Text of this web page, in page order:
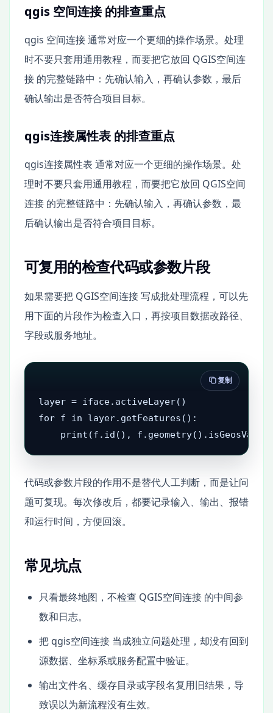
qgis 空间连接 的排查重点
qgis 空间连接 通常对应一个更细的操作场景。处理
时不要只套用通用教程，而要把它放回 QGIS空间连
接 的完整链路中：先确认输入，再确认参数，最后
确认输出是否符合项目目标。
qgis连接属性表 的排查重点
qgis连接属性表 通常对应一个更细的操作场景。处
理时不要只套用通用教程，而要把它放回 QGIS空间
连接 的完整链路中：先确认输入，再确认参数，最
后确认输出是否符合项目目标。
可复用的检查代码或参数片段
如果需要把 QGIS空间连接 写成批处理流程，可以先
用下面的片段作为检查入口，再按项目数据改路径、
字段或服务地址。
layer = iface.activeLayer()
for f in layer.getFeatures():
print(f.id(),
复制
代码或参数片段的作用不是替代人工判断，而是让问
题可复现。每次修改后，都要记录输入、输出、报错
和运行时间，方便回滚。
常见坑点
只看最终地图，不检查 QGIS空间连接 的中间参
数和日志。
把 qgis空间连接 当成独立问题处理，却没有回到
源数据、坐标系或服务配置中验证。
输出文件名、缓存目录或字段名复用旧结果，导
致误以为新流程没有生效。